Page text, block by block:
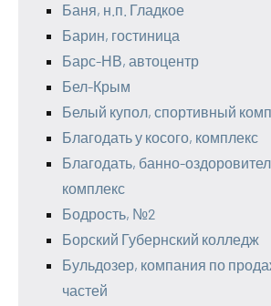
Баня, н.п. Гладкое
Барин, гостиница
Барс-НВ, автоцентр
Бел-Крым
Белый купол, спортивный
Благодать у косого, комплекс
Благодать, банно-
комплекс
Бодрость, №2
Борский Губернский колледж
Бульдозер, компания по
частей